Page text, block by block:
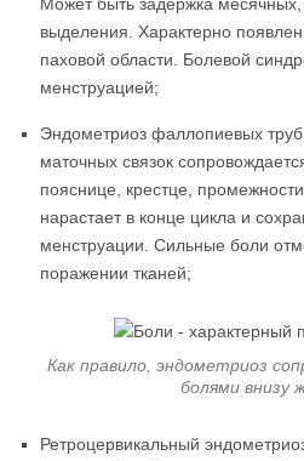
выделения. Характерно
паховой области. Болевой
менструацией;
Эндометриоз фаллопиевых
маточных связок
пояснице, крестце,
нарастает в конце цикла и
менструации. Сильные боли
поражении тканей;
Как правило, эндометриоз
болями внизу
Ретроцервикальный